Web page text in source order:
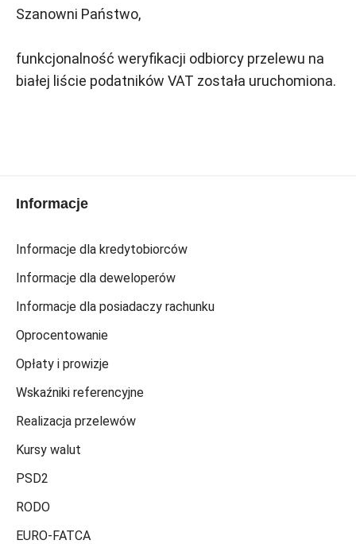
Szanowni Państwo,
funkcjonalność weryfikacji odbiorcy przelewu na
białej liście podatników VAT została uruchomiona.
Informacje
Informacje dla kredytobiorców
Informacje dla deweloperów
Informacje dla posiadaczy rachunku
Oprocentowanie
Opłaty i prowizje
Wskaźniki referencyjne
Realizacja przelewów
Kursy walut
PSD2
RODO
EURO-FATCA